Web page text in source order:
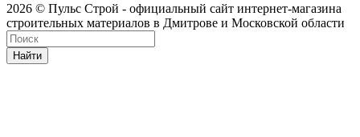
2026 © Пульс Строй - официальный сайт интернет-магазина
строительных материалов в Дмитрове и Московской области
Найти